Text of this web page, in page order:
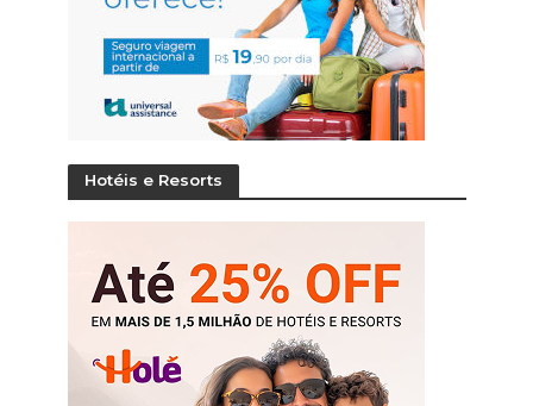
Hotéis e Resorts